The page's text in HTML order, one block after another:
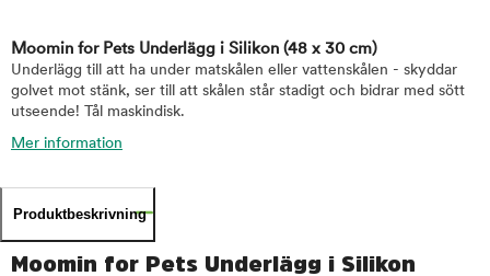
Moomin for Pets Underlägg i Silikon (48 x 30 cm)
Underlägg till att ha under matskålen eller vattenskålen - skyddar
golvet mot stänk, ser till att skålen står stadigt och bidrar med sött
utseende! Tål maskindisk.
Mer information
Produktbeskrivning
Moomin for Pets Underlägg i Silikon